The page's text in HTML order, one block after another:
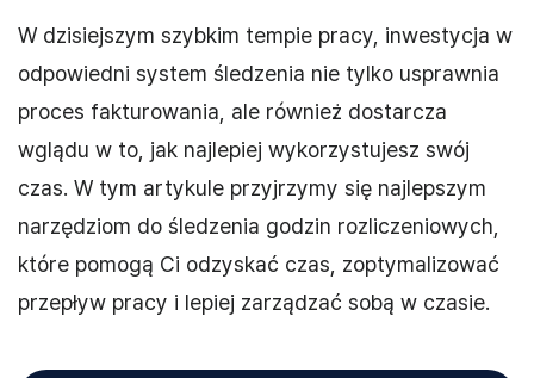
W dzisiejszym szybkim tempie pracy, inwestycja w
odpowiedni system śledzenia nie tylko usprawnia
proces fakturowania, ale również dostarcza
wglądu w to, jak najlepiej wykorzystujesz swój
czas. W tym artykule przyjrzymy się najlepszym
narzędziom do śledzenia godzin rozliczeniowych,
które pomogą Ci odzyskać czas, zoptymalizować
przepływ pracy i lepiej zarządzać sobą w czasie.